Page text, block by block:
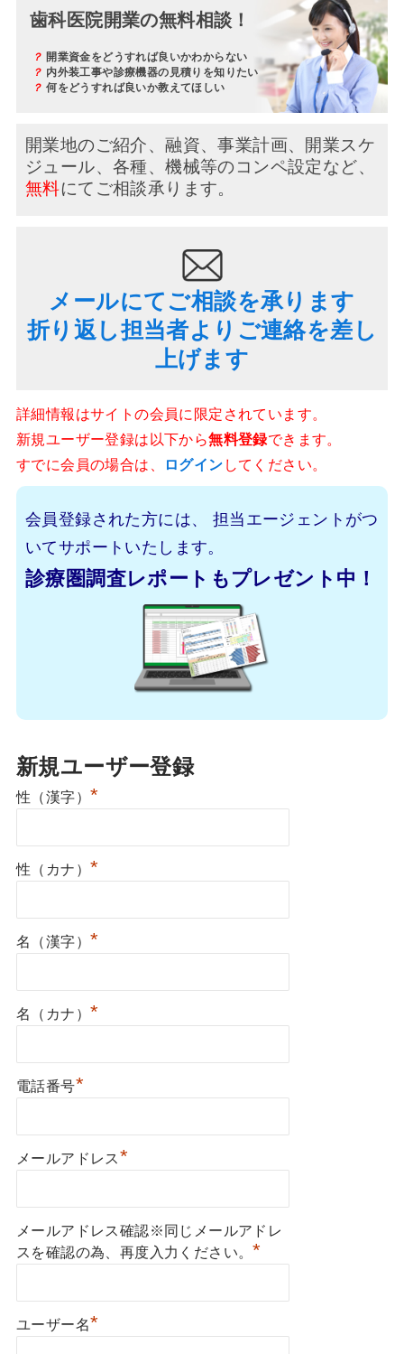
歯科医院開業の無料相談！
？開業資金をどうすれば良いかわからない
？ 内外装工事や診療機器の見積りを知りたい
？何をどうすれば良いか教えてほしい
開業地のご紹介、融資、事業計画、開業スケ
ジュール、 各種、機械等のコンペ設定など、
無料にてご相談承ります。
メールにてご相談を承ります
折り返し担当者よりご連絡を差し
上げます
詳細情報はサイトの会員に限定されています。
新規ユーザー登録は以下から無料登録できます。
すでに会員の場合は、
ログインしてください。
会員登録された方には、
担当エージェントがつ
いてサポートいたします。
診療圏調査レポートもプレゼント中！
新規ユーザー登録
性（漢字） *
性（カナ） *
名（漢字） *
名（カナ） *
電話番号*
メールアドレス*
メールアドレス確認※同じメールアドレ
スを確認の為、再度入力ください。*
ユーザー名*